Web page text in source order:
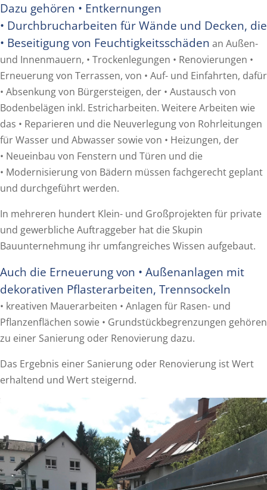
Dazu gehören • Entkernungen
• Durchbrucharbeiten für Wände und Decken, die
• Beseitigung von Feuchtigkeitsschäden an Außen-
und Innenmauern, • Trockenlegungen • Renovierungen •
Erneuerung von Terrassen, von • Auf- und Einfahrten, dafür
• Absenkung von Bürgersteigen, der • Austausch von
Bodenbelägen inkl. Estricharbeiten. Weitere Arbeiten wie
das • Reparieren und die Neuverlegung von Rohrleitungen
für Wasser und Abwasser sowie von • Heizungen, der
• Neueinbau von Fenstern und Türen und die
• Modernisierung von Bädern müssen fachgerecht geplant
und durchgeführt werden.
In mehreren hundert Klein- und Großprojekten für private
und gewerbliche Auftraggeber hat die Skupin
Bauunternehmung ihr umfangreiches Wissen aufgebaut.
Auch die Erneuerung von • Außenanlagen mit
dekorativen Pflasterarbeiten, Trennsockeln
• kreativen Mauerarbeiten • Anlagen für Rasen- und
Pflanzenflächen sowie • Grundstückbegrenzungen gehören
zu einer Sanierung oder Renovierung dazu.
Das Ergebnis einer Sanierung oder Renovierung ist Wert
erhaltend und Wert steigernd.